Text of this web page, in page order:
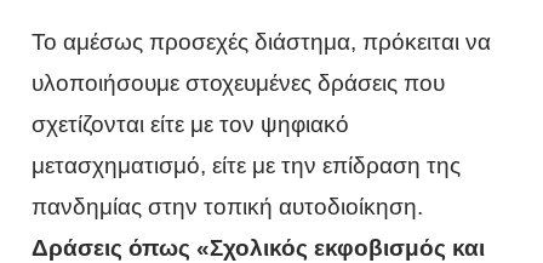
Το αμέσως προσεχές διάστημα, πρόκειται να
υλοποιήσουμε στοχευμένες δράσεις που
σχετίζονται είτε με τον ψηφιακό
μετασχηματισμό, είτε με την επίδραση της
πανδημίας στην τοπική αυτοδιοίκηση.
Δράσεις όπως «Σχολικός εκφοβισμός και